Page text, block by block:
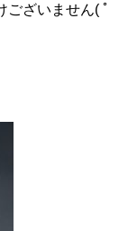
ございません( ﾟ